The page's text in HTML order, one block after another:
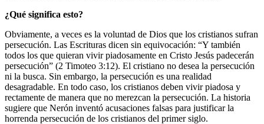
¿Qué significa esto?
Obviamente, a veces es la voluntad de Dios que los cristianos sufran
persecución. Las Escrituras dicen sin equivocación: “Y también
todos los que quieran vivir piadosamente en Cristo Jesús padecerán
persecución” (2 Timoteo 3:12). El cristiano no desea la persecución
ni la busca. Sin embargo, la persecución es una realidad
desagradable. En todo caso, los cristianos deben vivir piadosa y
rectamente de manera que no merezcan la persecución. La historia
sugiere que Nerón inventó acusaciones falsas para justificar la
horrenda persecución de los cristianos del primer siglo.